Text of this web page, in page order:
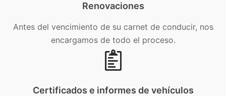
Renovaciones
Antes del vencimiento de su carnet de conducir, nos
encargamos de todo el proceso.
Certificados e informes de vehículos